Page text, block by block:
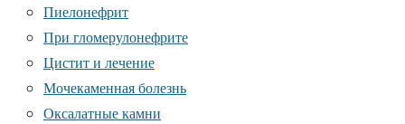
Пиелонефрит
При гломерулонефрите
Цистит и лечение
Мочекаменная болезнь
Оксалатные камни